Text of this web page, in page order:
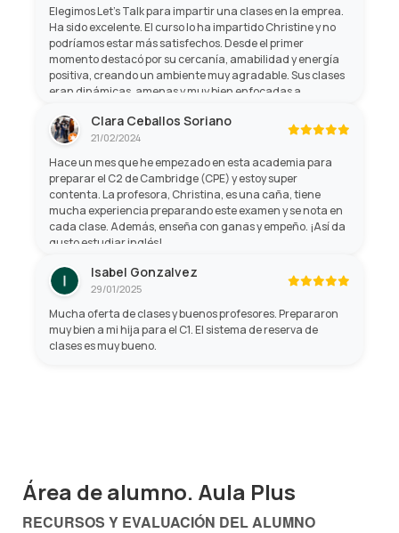
Elegimos Let’s Talk para impartir una clases en la emprea.
Ha sido excelente. El curso lo ha impartido Christine y no
podríamos estar más satisfechos. Desde el primer
momento destacó por su cercanía, amabilidad y energía
positiva, creando un ambiente muy agradable. Sus clases
eran dinámicas, amenas y muy bien enfocadas a
pasara volando mientras mejorábamos nuestro inglés. Sin
duda, una formación muy recomendable.
Clara Ceballos Soriano
21/02/2024
Hace un mes que he empezado en esta academia para
preparar el C2 de Cambridge (CPE) y estoy super
contenta. La profesora, Christina, es una caña, tiene
mucha experiencia preparando este examen y se nota en
cada clase. Además, enseña con ganas y empeño. ¡Así da
gusto estudiar inglés!
Isabel Gonzalvez
29/01/2025
Mucha oferta de clases y buenos profesores. Prepararon
muy bien a mi hija para el C1. El sistema de reserva de
clases es muy bueno.
Área de alumno. Aula Plus
RECURSOS Y EVALUACIÓN DEL ALUMNO